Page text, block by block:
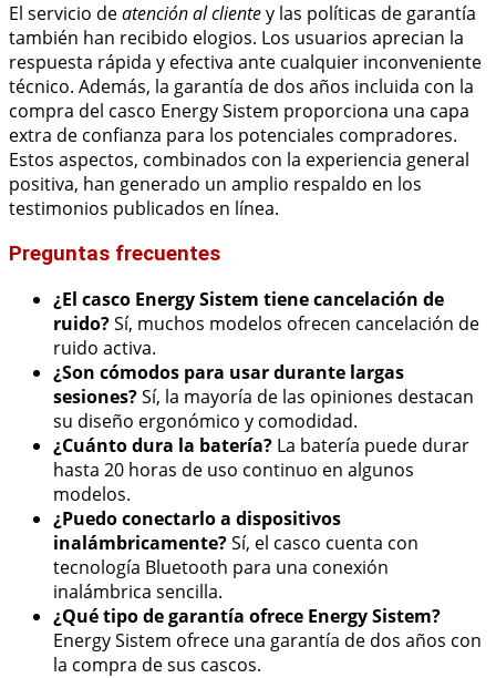
El servicio deatención al clientey las políticas de garantía
también han recibido elogios. Los usuarios aprecian la
respuesta rápida y efectiva ante cualquier inconveniente
técnico. Además, la garantía de dos años incluida con la
compra del casco Energy Sistem proporciona una capa
extra de confianza para los potenciales compradores.
Estos aspectos, combinados con la experiencia general
positiva, han generado un amplio respaldo en los
testimonios publicados en línea.
Preguntas frecuentes
¿El casco Energy Sistem tiene cancelación de
ruido?Sí, muchos modelos ofrecen cancelación de
ruido activa.
¿Son cómodos para usar durante largas
sesiones?Sí, la mayoría de las opiniones destacan
su diseño ergonómico y comodidad.
¿Cuánto dura la batería? La batería puede durar
hasta 20 horas de uso continuo en algunos
modelos.
¿Puedo conectarlo a dispositivos
inalámbricamente?Sí, el casco cuenta con
tecnología Bluetooth para una conexión
inalámbrica sencilla.
¿Qué tipo de garantía ofrece Energy Sistem?
Energy Sistem ofrece una garantía de dos años con
la compra de sus cascos.